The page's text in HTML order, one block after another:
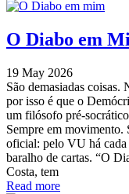
O Diabo em
19 May 2026
São demasiadas coisas.
por isso é que o
um filósofo pré-
Sempre em movimento.
oficial: pelo VU há cada
baralho de cartas. “O
Costa, tem
Read more